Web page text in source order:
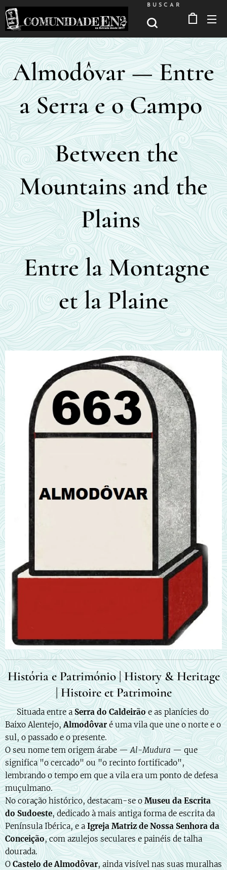
BUSCAR
Almodôvar — Entre
a Serra e o Campo
Between the
Mountains and the
Plains
Entre la Montagne
et la Plaine
História e Património | History & Heritage
| Histoire et Patrimoine
🇵🇹 Situada entre aSerra do Caldeirãoe as planícies do
Baixo Alentejo,Almodôvar é uma vila que une o norte e o
sul, o passado e o presente.
O seu nome tem origem árabe —Al-Mudura — que
significa "o cercado" ou "o recinto fortificado",
lembrando o tempo em que a vila era um ponto de defesa
muçulmano.
No coração histórico, destacam-se oMuseu da Escrita
do Sudoeste, dedicado à mais antiga forma de escrita da
Península Ibérica, e aIgreja Matriz de Nossa Senhora da
Conceição, com azulejos seculares e painéis de talha
dourada.
OCastelo de Almodôvar, ainda visível nas suas muralhas